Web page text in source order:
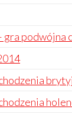
podwójna